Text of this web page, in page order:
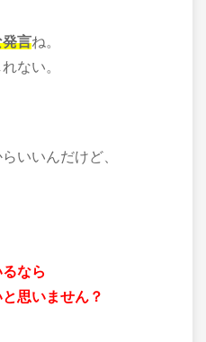
言ね。
ない。
いいんだけど、
なら
思いません？